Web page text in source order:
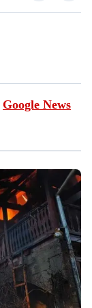
Google News